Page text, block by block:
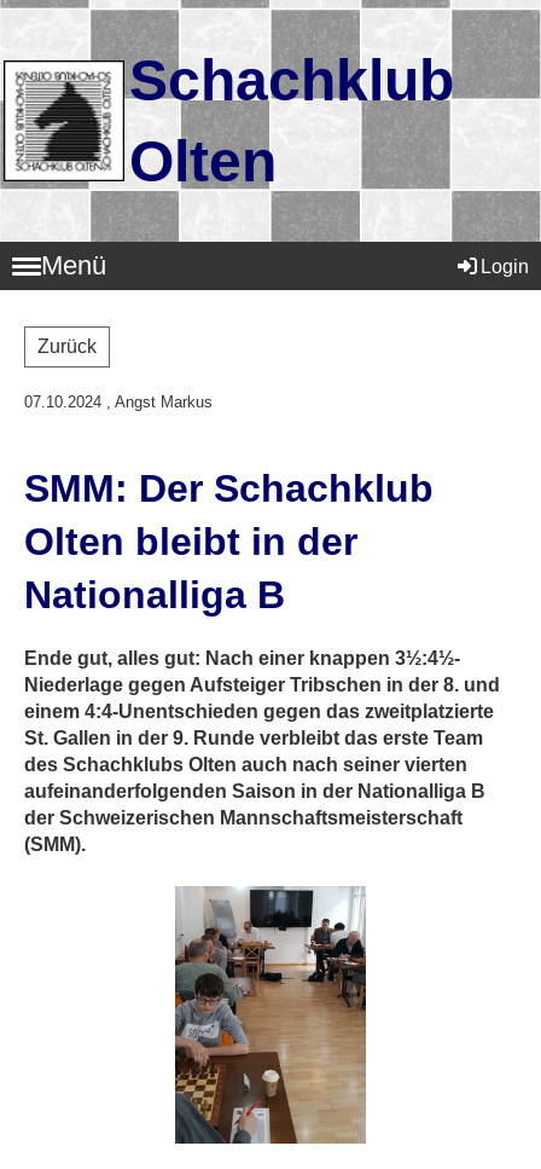
Schachklub
Olten
Menü Login
Zurück
07.10.2024 , Angst Markus
SMM: Der Schachklub
Olten bleibt in der
Nationalliga B
Ende gut, alles gut: Nach einer knappen 3½:4½-
Niederlage gegen Aufsteiger Tribschen in der 8. und
einem 4:4-Unentschieden gegen das zweitplatzierte
St. Gallen in der 9. Runde verbleibt das erste Team
des Schachklubs Olten auch nach seiner vierten
aufeinanderfolgenden Saison in der Nationalliga B
der Schweizerischen Mannschaftsmeisterschaft
(SMM).